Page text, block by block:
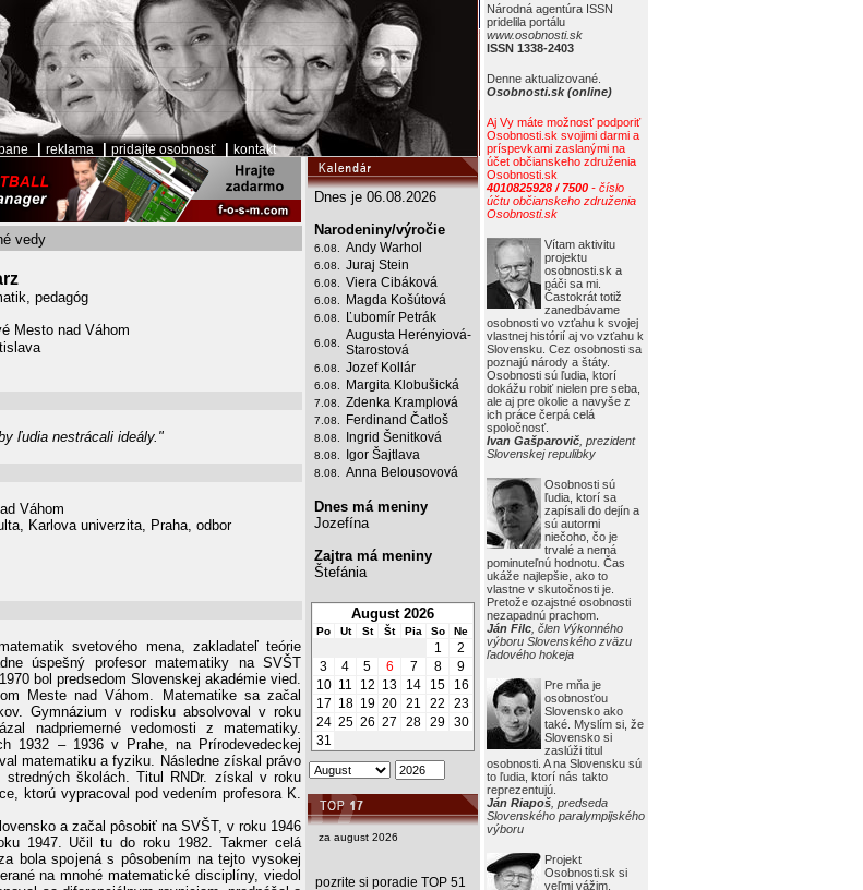
reklama pridajte osobnosť kontakt
Národná agentúra ISSN
pridelila portálu
www.osobnosti.sk
ISSN 1338-2403
Denne aktualizované.
Osobnosti.sk (online)
Aj Vy máte možnosť podporiť
Osobnosti.sk svojimi darmi a
príspevkami zaslanými na
účet občianskeho združenia
Osobnosti.sk
4010825928 / 7500 - číslo
účtu občianskeho združenia
Osobnosti.sk
Vítam aktivitu
projektu
osobnosti.sk a
páči sa mi.
Častokrát totiž
zanedbávame
osobnosti vo vzťahu k svojej
vlastnej histórií aj vo vzťahu k
Slovensku. Cez osobnosti sa
poznajú národy a štáty.
Osobnosti sú ľudia, ktorí
dokážu robiť nielen pre seba,
ale aj pre okolie a navyše z
ich práce čerpá celá
spoločnosť.
Ivan Gašparovič , prezident
Slovenskej repulibky
Osobnosti sú
ľudia, ktorí sa
zapísali do dejín a
sú autormi
niečoho, čo je
trvalé a nemá
pominuteľnú hodnotu. Čas
ukáže najlepšie, ako to
vlastne v skutočnosti je.
Pretože ozajstné osobnosti
nezapadnú prachom.
Ján Filc , člen Výkonného
výboru Slovenského zväzu
ľadového hokeja
Pre mňa je
osobnosťou
Slovensko ako
také. Myslím si, že
Slovensko si
zaslúži titul
osobnosti. A na Slovensku sú
to ľudia, ktorí nás takto
reprezentujú.
Ján Riapoš , predseda
Slovenského paralympijského
výboru
Projekt
Osobnosti.sk si
veľmi vážim.
vedy
pedagóg
Mesto nad Váhom
ľudia nestrácali ideály."
Váhom
Karlova univerzita, Praha, odbor
svetového mena, zakladateľ teórie
úspešný profesor matematiky na SVŠT
bol predsedom Slovenskej akadémie vied.
Meste nad Váhom. Matematike sa začal
Gymnázium v rodisku absolvoval v roku
nadpriemerné vedomosti z matematiky.
1932 – 1936 v Prahe, na Prírodevedeckej
matematiku a fyziku. Následne získal právo
školách. Titul RNDr. získal v roku
ktorú vypracoval pod vedením profesora K.
a začal pôsobiť na SVŠT, v roku 1946
1947. Učil tu do roku 1982. Takmer celá
bola spojená s pôsobením na tejto vysokej
na mnohé matematické disciplíny, viedol
Dnes je 06.08.2026
Narodeniny/výročie
6.08. Andy Warhol
6.08. Juraj Stein
6.08. Viera Cibáková
6.08. Magda Košútová
6.08. Ľubomír Petrák
6.08.
Augusta Herényiová-
Starostová
6.08. Jozef Kollár
6.08. Margita Klobušická
7.08. Zdenka Kramplová
7.08. Ferdinand Čatloš
8.08. Ingrid Šenitková
8.08. Igor Šajtlava
8.08. Anna Belousovová
Dnes má meniny
Jozefína
Zajtra má meniny
Štefánia
August 2026
Po Ut St Št Pia So Ne
1
2
3
4 5 6 7 8
9
10 11 12 13 14 15
16
17 18 19 20 21 22
23
24 25 26 27 28 29 30
31
za august 2026
pozrite si poradie TOP 51